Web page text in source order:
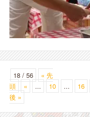
18 / 56
« 先
頭
« ... 10 ...
16
後 »